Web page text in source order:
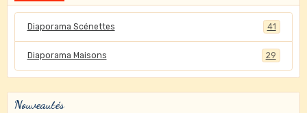
Diaporama Scénettes 41
Diaporama Maisons 29
Nouveautés